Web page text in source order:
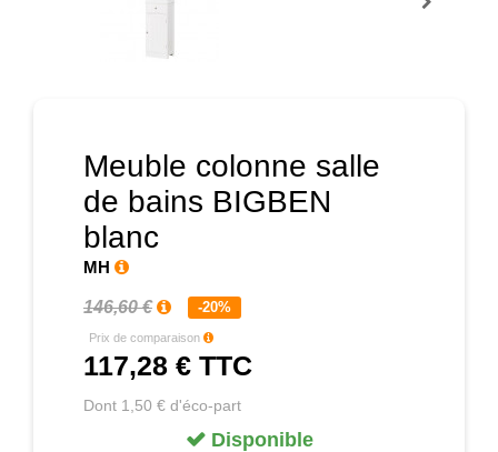
Meuble colonne salle
de bains BIGBEN
blanc
MH
146,60 € -20%
Prix de comparaison
117,28 € TTC
Dont 1,50 € d'éco-part
Disponible